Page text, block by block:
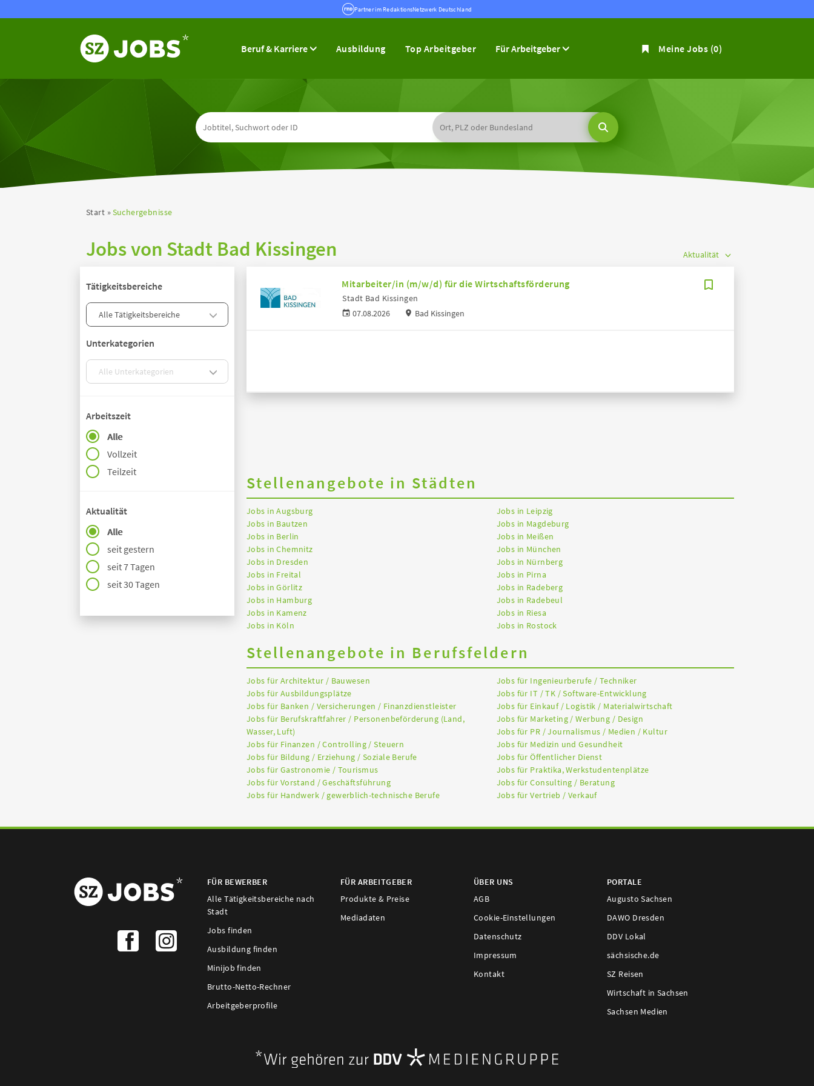
Partner im RedaktionsNetzwerk Deutschland
Beruf & Karriere Ausbildung Top Arbeitgeber Für Arbeitgeber Meine Jobs (0)
Start Suchergebnisse
Jobs von Stadt Bad Kissingen
Tätigkeitsbereiche
Unterkategorien
Arbeitszeit
Alle
Vollzeit
Teilzeit
Aktualität
Alle
seit gestern
seit 7 Tagen
seit 30 Tagen
Mitarbeiter/in (m/w/d) für die Wirtschaftsförderung
07.08.2026
Stadt Bad Kissingen
Bad Kissingen
Stellenangebote in Städten
Jobs in Augsburg
Jobs in Bautzen
Jobs in Berlin
Jobs in Chemnitz
Jobs in Dresden
Jobs in Freital
Jobs in Görlitz
Jobs in Hamburg
Jobs in Kamenz
Jobs in Köln
Jobs in Leipzig
Jobs in Magdeburg
Jobs in Meißen
Jobs in München
Jobs in Nürnberg
Jobs in Pirna
Jobs in Radeberg
Jobs in Radebeul
Jobs in Riesa
Jobs in Rostock
Stellenangebote in Berufsfeldern
Jobs für Architektur / Bauwesen
Jobs für Ausbildungsplätze
Jobs für Banken / Versicherungen / Finanzdienstleister
Jobs für Berufskraftfahrer / Personenbeförderung (Land,
Wasser, Luft)
Jobs für Finanzen / Controlling / Steuern
Jobs für Bildung / Erziehung / Soziale Berufe
Jobs für Gastronomie / Tourismus
Jobs für Vorstand / Geschäftsführung
Jobs für Handwerk / gewerblich-technische Berufe
Jobs für Ingenieurberufe / Techniker
Jobs für IT / TK / Software-Entwicklung
Jobs für Einkauf / Logistik / Materialwirtschaft
Jobs für Marketing / Werbung / Design
Jobs für PR / Journalismus / Medien / Kultur
Jobs für Medizin und Gesundheit
Jobs für Öffentlicher Dienst
Jobs für Praktika, Werkstudentenplätze
Jobs für Consulting / Beratung
Jobs für Vertrieb / Verkauf
FÜR BEWERBER
Alle Tätigkeitsbereiche nach
Stadt
Jobs finden
Ausbildung finden
Minijob finden
Brutto-Netto-Rechner
Arbeitgeberprofile
FÜR ARBEITGEBER
Produkte & Preise
Mediadaten
ÜBER UNS
AGB
Cookie-Einstellungen
Datenschutz
Impressum
Kontakt
PORTALE
Augusto Sachsen
DAWO Dresden
DDV Lokal
sächsische.de
SZ Reisen
Wirtschaft in Sachsen
Sachsen Medien